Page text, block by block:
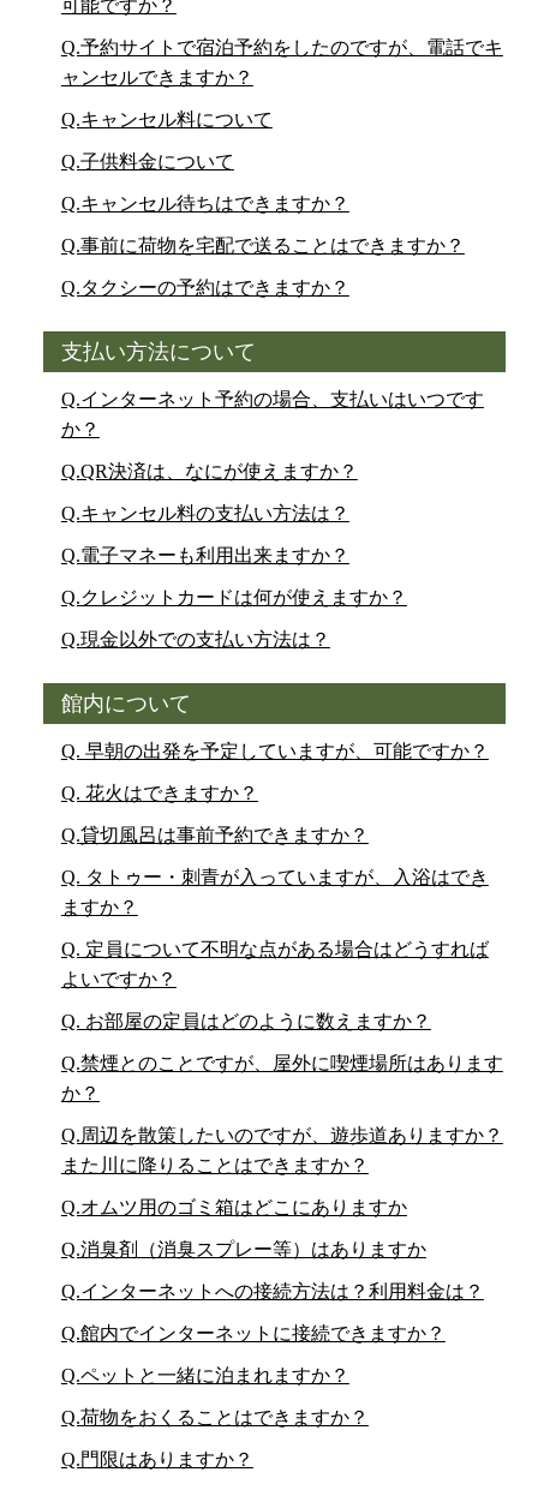
可能ですか？
Q.予約サイトで宿泊予約をしたのですが、電話でキ
ャンセルできますか？
Q.キャンセル料について
Q.子供料金について
Q.キャンセル待ちはできますか？
Q.事前に荷物を宅配で送ることはできますか？
Q.タクシーの予約はできますか？
支払い方法について
Q.インターネット予約の場合、支払いはいつです
か？
Q.QR決済は、なにが使えますか？
Q.キャンセル料の支払い方法は？
Q.電子マネーも利用出来ますか？
Q.クレジットカードは何が使えますか？
Q.現金以外での支払い方法は？
館内について
Q. 早朝の出発を予定していますが、可能ですか？
Q. 花火はできますか？
Q.貸切風呂は事前予約できますか？
Q. タトゥー・刺青が入っていますが、入浴はでき
ますか？
Q. 定員について不明な点がある場合はどうすれば
よいですか？
Q. お部屋の定員はどのように数えますか？
Q.禁煙とのことですが、屋外に喫煙場所はあります
か？
Q.周辺を散策したいのですが、遊歩道ありますか？
また川に降りることはできますか？
Q.オムツ用のゴミ箱はどこにありますか
Q.消臭剤（消臭スプレー等）はありますか
Q.インターネットへの接続方法は？利用料金は？
Q.館内でインターネットに接続できますか？
Q.ペットと一緒に泊まれますか？
Q.荷物をおくることはできますか？
Q.門限はありますか？